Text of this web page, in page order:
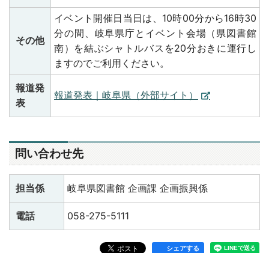
その他
イベント開催日当日は、10時00分から16時30
分の間、岐阜県庁とイベント会場（県図書館
南）を結ぶシャトルバスを20分おきに運行し
ますのでご利用ください。
報道発
表
報道発表｜岐阜県（外部サイト）
問い合わせ先
担当係 岐阜県図書館 企画課 企画振興係
電話 058-275-5111
シェアする